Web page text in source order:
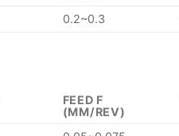
0.2~0.3
FEED F
(MM/REV)